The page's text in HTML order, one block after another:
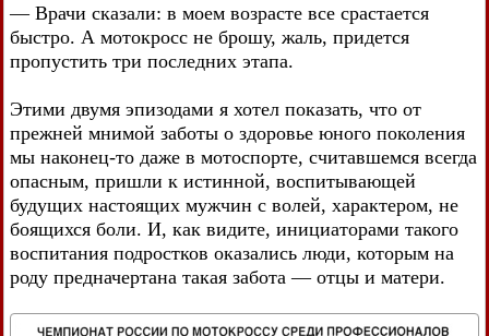
— Врачи сказали: в моем возрасте все срастается
быстро. А мотокросс не брошу, жаль, придется
пропустить три последних этапа.
Этими двумя эпизодами я хотел показать, что от
прежней мнимой заботы о здоровье юного поколения
мы наконец-то даже в мотоспорте, считавшемся всегда
опасным, пришли к истинной, воспитывающей
будущих настоящих мужчин с волей, характером, не
боящихся боли. И, как видите, инициаторами такого
воспитания подростков оказались люди, которым на
роду предначертана такая забота — отцы и матери.